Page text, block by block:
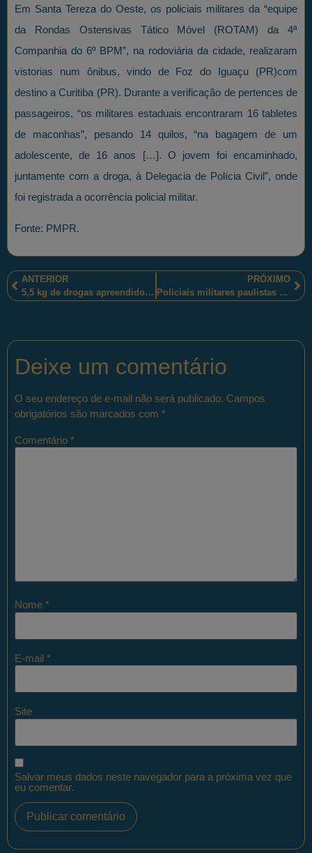
Em Santa Tereza do Oeste, os policiais militares da “equipe
da Rondas Ostensivas Tático Móvel (ROTAM) da 4ª
Companhia do 6º BPM”, na rodoviária da cidade, realizaram
vistorias num ônibus, vindo de Foz do Iguaçu (PR)com
destino a Curitiba (PR). Durante a verificação de pertences de
passageiros, “os militares estaduais encontraram 16 tabletes
de maconhas”, pesando 14 quilos, “na bagagem de um
adolescente, de 16 anos […]. O jovem foi encaminhado,
juntamente com a droga, à Delegacia de Polícia Civil”, onde
foi registrada a ocorrência policial militar.
Fonte: PMPR.
ANTERIOR
5,5 kg de drogas apreendidos e dois autores do crime de tráfico foram presos pelos por polciais militares mato-grossenses
PRÓXIMO
Policiais militares paulistas apreendem drogas, armas, munições e celulares
Deixe um comentário
O seu endereço de e-mail não será publicado. Campos
obrigatórios são marcados com *
Comentário *
Nome *
E-mail *
Site
Salvar meus dados neste navegador para a próxima vez que
eu comentar.